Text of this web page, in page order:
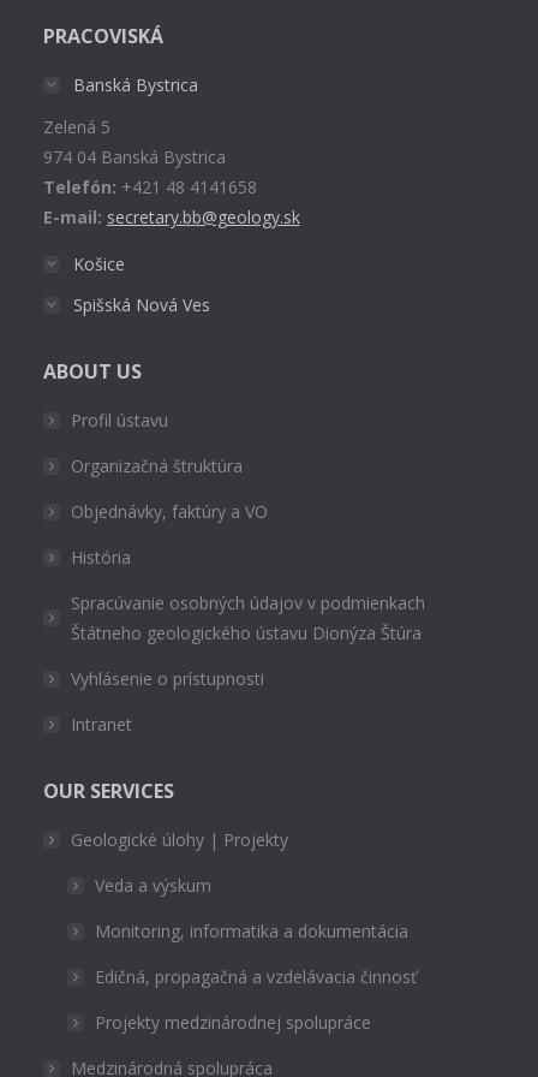
opens
window
PRACOVISKÁ
Banská Bystrica
Zelená 5
974 04 Banská Bystrica
Telefón: +421 48 4141658
E-mail: secretary.bb@geology.sk
Košice
Spišská Nová Ves
ABOUT US
Profil ústavu
Organizačná štruktúra
Objednávky, faktúry a VO
História
Spracúvanie osobných údajov v podmienkach
Štátneho geologického ústavu Dionýza Štúra
Vyhlásenie o prístupnosti
Intranet
OUR SERVICES
Geologické úlohy | Projekty
Veda a výskum
Monitoring, informatika a dokumentácia
Edičná, propagačná a vzdelávacia činnosť
Projekty medzinárodnej spolupráce
Medzinárodná spolupráca